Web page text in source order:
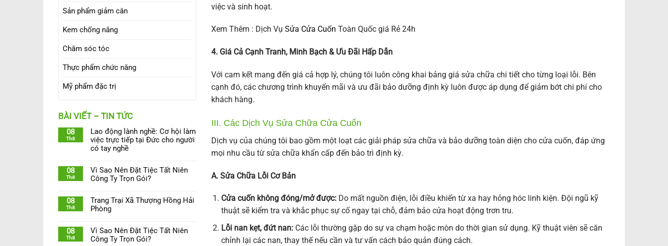
Sản phẩm giảm cân
Kem chống nắng
Chăm sóc tóc
Thực phẩm chức năng
Mỹ phẩm đặc trị
BÀI VIẾT – TIN TỨC
08
Th8
Lao động lành nghề: Cơ hội làm
việc trực tiếp tại Đức cho người
có tay nghề
08
Th8
Vì Sao Nên Đặt Tiệc Tất Niên
Công Ty Trọn Gói?
08
Th8
Trang Trại Xã Thượng Hồng Hải
Phòng
08
Th8
Vì Sao Nên Đặt Tiệc Tất Niên
Công Ty Trọn Gói?
việc và sinh hoạt.
Xem Thêm : Dịch Vụ Sửa Cửa Cuốn Toàn Quốc giá Rẻ 24h
4. Giá Cả Cạnh Tranh, Minh Bạch & Ưu Đãi Hấp Dẫn
Với cam kết mang đến giá cả hợp lý, chúng tôi luôn công khai bảng giá sửa chữa chi tiết cho từng loại lỗi. Bên
cạnh đó, các chương trình khuyến mãi và ưu đãi bảo dưỡng định kỳ luôn được áp dụng để giảm bớt chi phí cho
khách hàng.
III. Các Dịch Vụ Sửa Chữa Cửa Cuốn
Dịch vụ của chúng tôi bao gồm một loạt các giải pháp sửa chữa và bảo dưỡng toàn diện cho cửa cuốn, đáp ứng
mọi nhu cầu từ sửa chữa khẩn cấp đến bảo trì định kỳ.
A. Sửa Chữa Lỗi Cơ Bản
Cửa cuốn không đóng/mở được: Do mất nguồn điện, lỗi điều khiển từ xa hay hỏng hóc linh kiện. Đội ngũ kỹ
thuật sẽ kiểm tra và khắc phục sự cố ngay tại chỗ, đảm bảo cửa hoạt động trơn tru.
Lỗi nan kẹt, đứt nan: Các lỗi thường gặp do sự va chạm hoặc mòn do thời gian sử dụng. Kỹ thuật viên sẽ căn
chỉnh lại các nan, thay thế nếu cần và tư vấn cách bảo quản đúng cách.